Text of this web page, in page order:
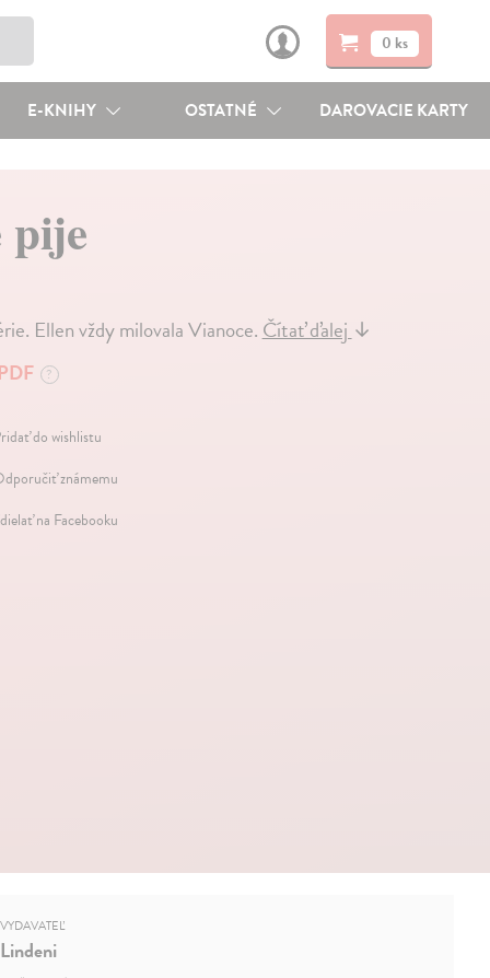
0 ks
E-KNIHY OSTATNÉ DAROVACIE KARTY
pije
Ellen vždy milovala Vianoce.Čítať ďalej↓
PDF ?
do wishlistu
známemu
na Facebooku
VYDAVATEĽ
Lindeni